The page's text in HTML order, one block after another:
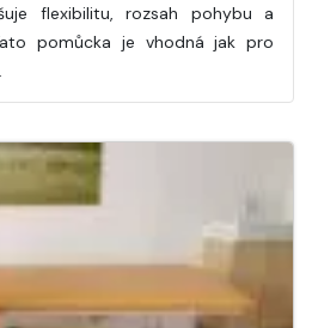
flexibilitu, rozsah pohybu a
pomůcka je vhodná jak pro